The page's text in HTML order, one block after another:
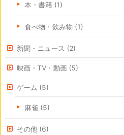
本・書籍 (1)
食べ物・飲み物 (1)
新聞・ニュース (2)
映画・TV・動画 (5)
ゲーム (5)
麻雀 (5)
その他 (6)